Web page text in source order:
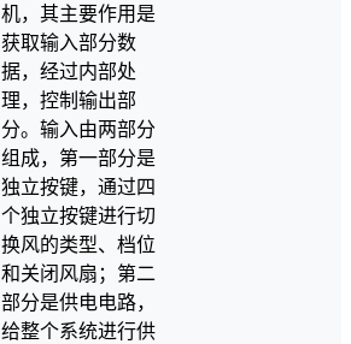
机，其主要作用是
获取输入部分数
据，经过内部处
理，控制输出部
分。输入由两部分
组成，第一部分是
独立按键，通过四
个独立按键进行切
换风的类型、档位
和关闭风扇；第二
部分是供电电路，
给整个系统进行供